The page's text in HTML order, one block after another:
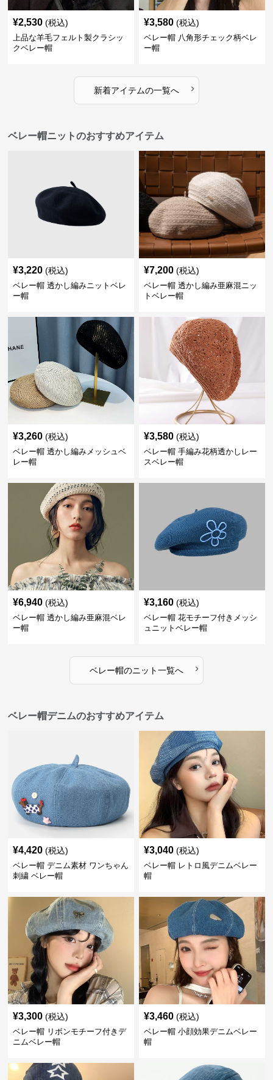
¥2,530 (税込)
上品な羊毛フェルト製クラシッ
クベレー帽
¥3,580 (税込)
ベレー帽 八角形チェック柄ベレ
ー帽
新着アイテムの一覧へ ›
ベレー帽ニットのおすすめアイテム
¥3,220 (税込)
ベレー帽 透かし編みニットベレ
ー帽
¥7,200 (税込)
ベレー帽 透かし編み亜麻混ニッ
トベレー帽
¥3,260 (税込)
ベレー帽 透かし編みメッシュベ
レー帽
¥3,580 (税込)
ベレー帽 手編み花柄透かしレー
スベレー帽
¥6,940 (税込)
ベレー帽 透かし編み亜麻混ベレ
ー帽
¥3,160 (税込)
ベレー帽 花モチーフ付きメッシ
ュニットベレー帽
ベレー帽のニット一覧へ ›
ベレー帽デニムのおすすめアイテム
¥4,420 (税込)
ベレー帽 デニム素材 ワンちゃん
刺繍 ベレー帽
¥3,040 (税込)
ベレー帽 レトロ風デニムベレー
帽
¥3,300 (税込)
ベレー帽 リボンモチーフ付きデ
ニムベレー帽
¥3,460 (税込)
ベレー帽 小顔効果デニムベレー
帽